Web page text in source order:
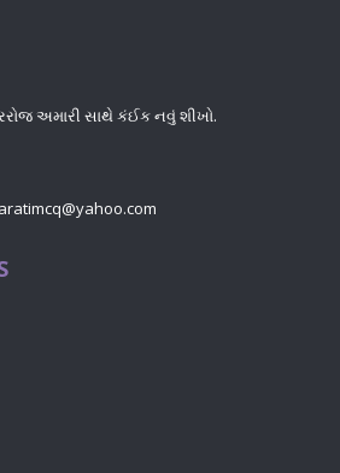
અમારી સાથે કંઈક નવું શીખો.